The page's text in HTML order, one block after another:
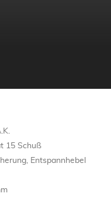
15 Schuß
Entspannhebel